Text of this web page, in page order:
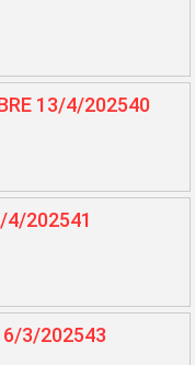
13/4/202540
4/202541
3/202543